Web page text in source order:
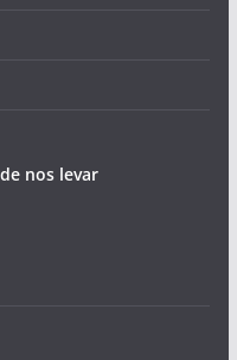
nos levar